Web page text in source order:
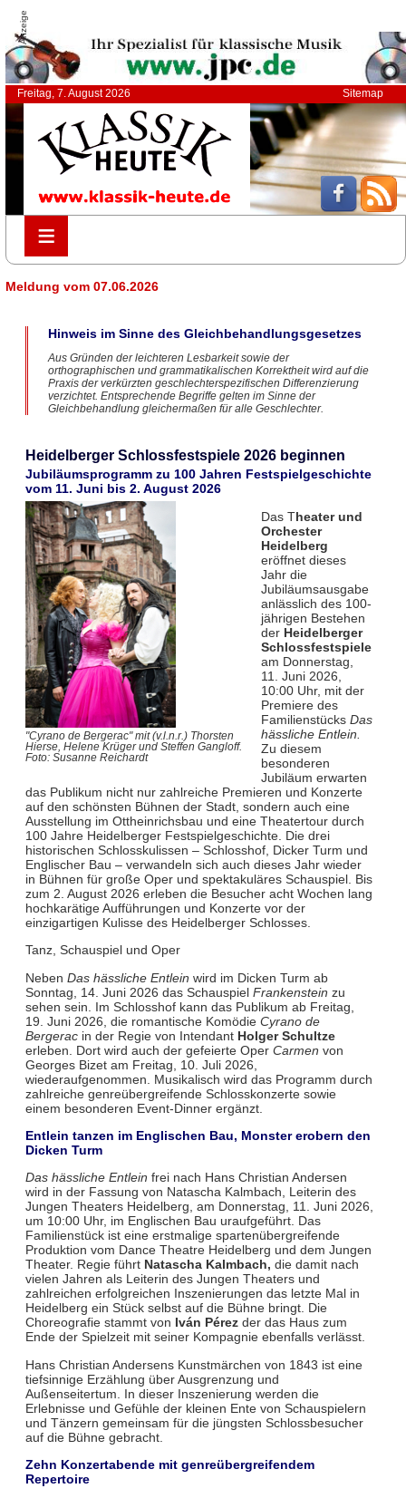
Anzeige
Freitag, 7. August 2026 Sitemap
≡
≡
Meldung vom 07.06.2026
Hinweis im Sinne des Gleichbehandlungsgesetzes
Aus Gründen der leichteren Lesbarkeit sowie der
orthographischen und grammatikalischen Korrektheit wird auf die
Praxis der verkürzten geschlechterspezifischen Differenzierung
verzichtet. Entsprechende Begriffe gelten im Sinne der
Gleichbehandlung gleichermaßen für alle Geschlechter.
Heidelberger Schlossfestspiele 2026 beginnen
Jubiläumsprogramm zu 100 Jahren Festspielgeschichte
vom 11. Juni bis 2. August 2026
"Cyrano de Bergerac" mit (v.l.n.r.) Thorsten
Hierse, Helene Krüger und Steffen Gangloff.
Foto: Susanne Reichardt
Das Theater und
Orchester
Heidelberg
eröffnet dieses
Jahr die
Jubiläumsausgabe
anlässlich des 100-
jährigen Bestehen
der Heidelberger
Schlossfestspiele
am Donnerstag,
11. Juni 2026,
10:00 Uhr, mit der
Premiere des
Familienstücks Das
hässliche Entlein.
Zu diesem
besonderen
Jubiläum erwarten
das Publikum nicht nur zahlreiche Premieren und Konzerte
auf den schönsten Bühnen der Stadt, sondern auch eine
Ausstellung im Ottheinrichsbau und eine Theatertour durch
100 Jahre Heidelberger Festspielgeschichte. Die drei
historischen Schlosskulissen – Schlosshof, Dicker Turm und
Englischer Bau – verwandeln sich auch dieses Jahr wieder
in Bühnen für große Oper und spektakuläres Schauspiel. Bis
zum 2. August 2026 erleben die Besucher acht Wochen lang
hochkarätige Aufführungen und Konzerte vor der
einzigartigen Kulisse des Heidelberger Schlosses.
Tanz, Schauspiel und Oper
Neben Das hässliche Entlein wird im Dicken Turm ab
Sonntag, 14. Juni 2026 das Schauspiel Frankenstein zu
sehen sein. Im Schlosshof kann das Publikum ab Freitag,
19. Juni 2026, die romantische Komödie Cyrano de
Bergeracin der Regie von Intendant Holger Schultze
erleben. Dort wird auch der gefeierte Oper Carmen von
Georges Bizet am Freitag, 10. Juli 2026,
wiederaufgenommen. Musikalisch wird das Programm durch
zahlreiche genreübergreifende Schlosskonzerte sowie
einem besonderen Event-Dinner ergänzt.
Entlein tanzen im Englischen Bau, Monster erobern den
Dicken Turm
Das hässliche Entlein frei nach Hans Christian Andersen
wird in der Fassung von Natascha Kalmbach, Leiterin des
Jungen Theaters Heidelberg, am Donnerstag, 11. Juni 2026,
um 10:00 Uhr, im Englischen Bau uraufgeführt. Das
Familienstück ist eine erstmalige spartenübergreifende
Produktion vom Dance Theatre Heidelberg und dem Jungen
Theater. Regie führt Natascha Kalmbach, die damit nach
vielen Jahren als Leiterin des Jungen Theaters und
zahlreichen erfolgreichen Inszenierungen das letzte Mal in
Heidelberg ein Stück selbst auf die Bühne bringt. Die
Choreografie stammt von Iván Pérezder das Haus zum
Ende der Spielzeit mit seiner Kompagnie ebenfalls verlässt.
Hans Christian Andersens Kunstmärchen von 1843 ist eine
tiefsinnige Erzählung über Ausgrenzung und
Außenseitertum. In dieser Inszenierung werden die
Erlebnisse und Gefühle der kleinen Ente von Schauspielern
und Tänzern gemeinsam für die jüngsten Schlossbesucher
auf die Bühne gebracht.
Zehn Konzertabende mit genreübergreifendem
Repertoire